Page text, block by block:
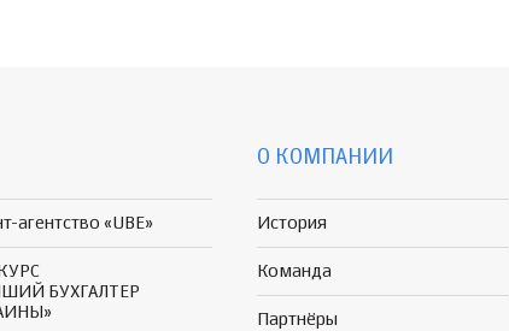
агентство «UBE»
БУХГАЛТЕР
О КОМПАНИИ
История
Команда
Партнёры